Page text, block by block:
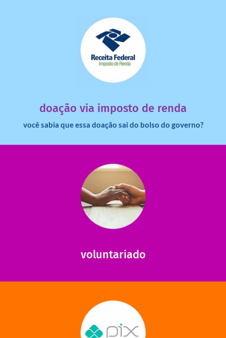
doação via imposto de renda
você sabia que essa doação sai do bolso do governo?
dinheiro deixa de ir para o governo?
saiba mais
voluntariado
ajudar com certos assuntos. Entre em contato conosco e
saiba como nos ajudar.
saiba mais
saiba mais